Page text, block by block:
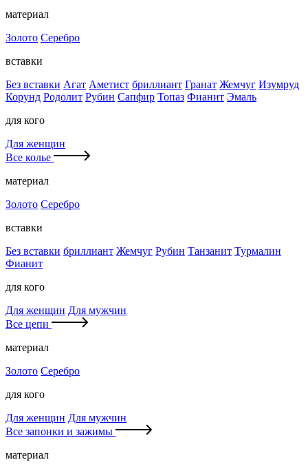
материал
Золото Серебро
вставки
Без вставки Агат Аметист бриллиант Гранат Жемчуг Изумруд
Корунд Родолит Рубин Сапфир Топаз Фианит Эмаль
для кого
Для женщин
Все колье
материал
Золото Серебро
вставки
Без вставки бриллиант Жемчуг Рубин Танзанит Турмалин
Фианит
для кого
Для женщин Для мужчин
Все цепи
материал
Золото Серебро
для кого
Для женщин Для мужчин
Все запонки и зажимы
материал